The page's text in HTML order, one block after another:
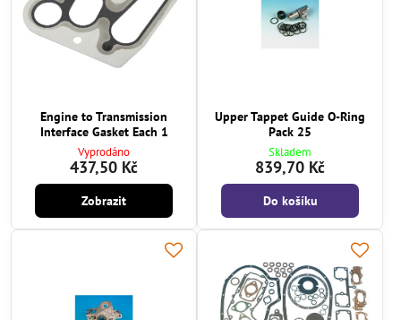
Engine to Transmission
Interface Gasket Each 1
Vyprodáno
437,50 Kč
Zobrazit
Upper Tappet Guide O-Ring
Pack 25
Skladem
839,70 Kč
Do košíku